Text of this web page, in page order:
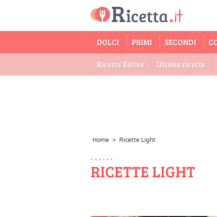
DOLCI PRIMI SECONDI
Ricette Estive Ultime ricette
Home > Ricette Light
RICETTE LIGHT